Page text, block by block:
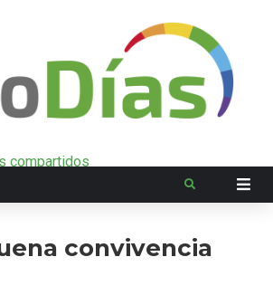
compartidos
convivencia